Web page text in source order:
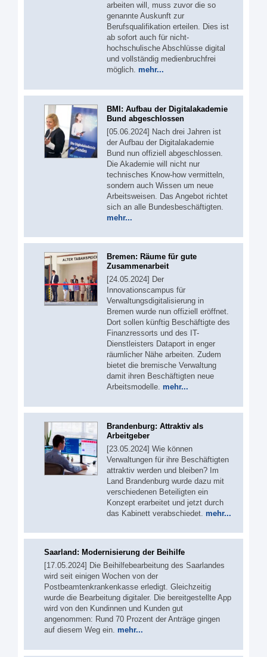
arbeiten will, muss zuvor die so
genannte Auskunft zur
Berufsqualifikation erteilen. Dies ist
ab sofort auch für nicht-
hochschulische Abschlüsse digital
und vollständig medienbruchfrei
möglich. mehr...
BMI: Aufbau der Digitalakademie
Bund abgeschlossen
[05.06.2024] Nach drei Jahren ist
der Aufbau der Digitalakademie
Bund nun offiziell abgeschlossen.
Die Akademie will nicht nur
technisches Know-how vermitteln,
sondern auch Wissen um neue
Arbeitsweisen. Das Angebot richtet
sich an alle Bundesbeschäftigten.
mehr...
Bremen: Räume für gute
Zusammenarbeit
[24.05.2024] Der
Innovationscampus für
Verwaltungsdigitalisierung in
Bremen wurde nun offiziell eröffnet.
Dort sollen künftig Beschäftigte des
Finanzressorts und des IT-
Dienstleisters Dataport in enger
räumlicher Nähe arbeiten. Zudem
bietet die bremische Verwaltung
damit ihren Beschäftigten neue
Arbeitsmodelle. mehr...
Brandenburg: Attraktiv als
Arbeitgeber
[23.05.2024] Wie können
Verwaltungen für ihre Beschäftigten
attraktiv werden und bleiben? Im
Land Brandenburg wurde dazu mit
verschiedenen Beteiligten ein
Konzept erarbeitet und jetzt durch
das Kabinett verabschiedet. mehr...
Saarland: Modernisierung der Beihilfe
[17.05.2024] Die Beihilfebearbeitung des Saarlandes
wird seit einigen Wochen von der
Postbeamtenkrankenkasse erledigt. Gleichzeitig
wurde die Bearbeitung digitaler. Die bereitgestellte App
wird von den Kundinnen und Kunden gut
angenommen: Rund 70 Prozent der Anträge gingen
auf diesem Weg ein. mehr...